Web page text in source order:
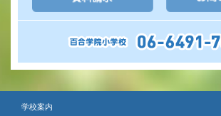
学校案内
警報などの対応